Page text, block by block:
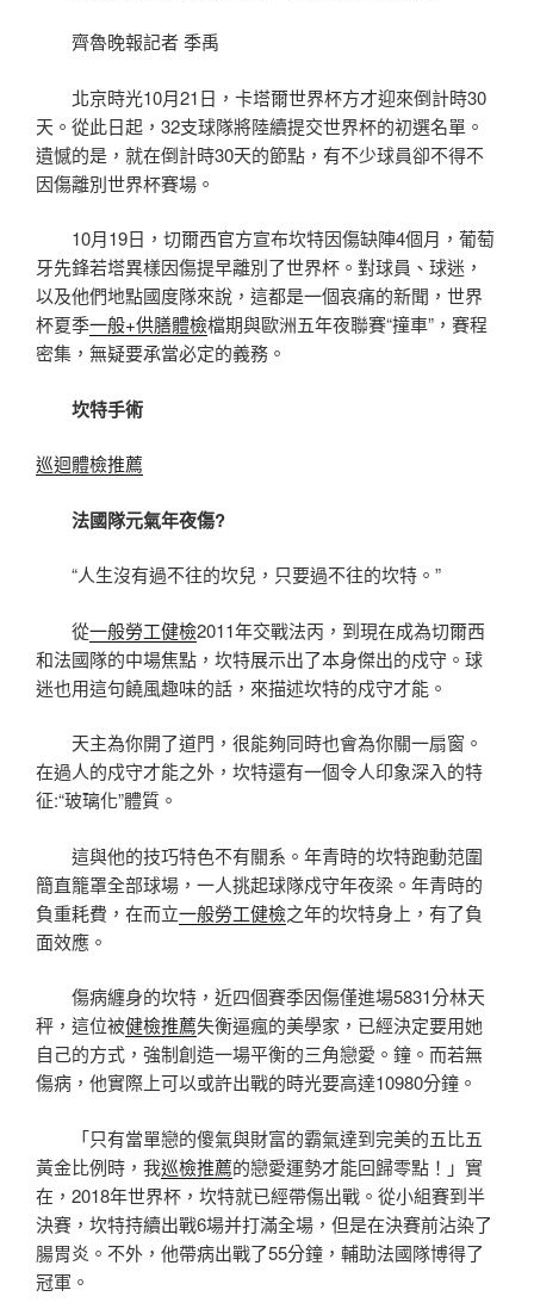
齊魯晚報記者 季禹
北京時光10月21日，卡塔爾世界杯方才迎來倒計時30
天。從此日起，32支球隊將陸續提交世界杯的初選名單。
遺憾的是，就在倒計時30天的節點，有不少球員卻不得不
因傷離別世界杯賽場。
10月19日，切爾西官方宣布坎特因傷缺陣4個月，葡萄
牙先鋒若塔異樣因傷提早離別了世界杯。對球員、球迷，
以及他們地點國度隊來說，這都是一個哀痛的新聞，世界
杯夏季一般+供膳體檢檔期與歐洲五年夜聯賽“撞車”，賽程
密集，無疑要承當必定的義務。
坎特手術
巡迴體檢推薦
法國隊元氣年夜傷?
“人生沒有過不往的坎兒，只要過不往的坎特。”
從一般勞工健檢2011年交戰法丙，到現在成為切爾西
和法國隊的中場焦點，坎特展示出了本身傑出的戍守。球
迷也用這句饒風趣味的話，來描述坎特的戍守才能。
天主為你開了道門，很能夠同時也會為你關一扇窗。
在過人的戍守才能之外，坎特還有一個令人印象深入的特
征:“玻璃化”體質。
這與他的技巧特色不有關系。年青時的坎特跑動范圍
簡直籠罩全部球場，一人挑起球隊戍守年夜梁。年青時的
負重耗費，在而立一般勞工健檢之年的坎特身上，有了負
面效應。
傷病纏身的坎特，近四個賽季因傷僅進場5831分林天
秤，這位被健檢推薦失衡逼瘋的美學家，已經決定要用她
自己的方式，強制創造一場平衡的三角戀愛。鐘。而若無
傷病，他實際上可以或許出戰的時光要高達10980分鐘。
「只有當單戀的傻氣與財富的霸氣達到完美的五比五
黃金比例時，我巡檢推薦的戀愛運勢才能回歸零點！」實
在，2018年世界杯，坎特就已經帶傷出戰。從小組賽到半
決賽，坎特持續出戰6場并打滿全場，但是在決賽前沾染了
腸胃炎。不外，他帶病出戰了55分鐘，輔助法國隊博得了
冠軍。